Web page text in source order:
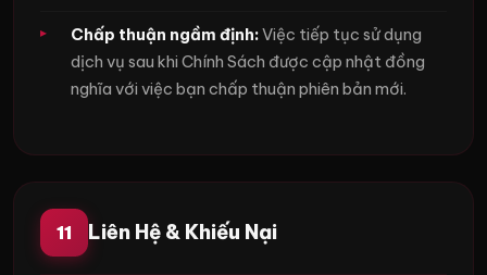
Chấp thuận ngầm định:Việc tiếp tục sử dụng
dịch vụ sau khi Chính Sách được cập nhật đồng
nghĩa với việc bạn chấp thuận phiên bản mới.
11 Liên Hệ & Khiếu Nại